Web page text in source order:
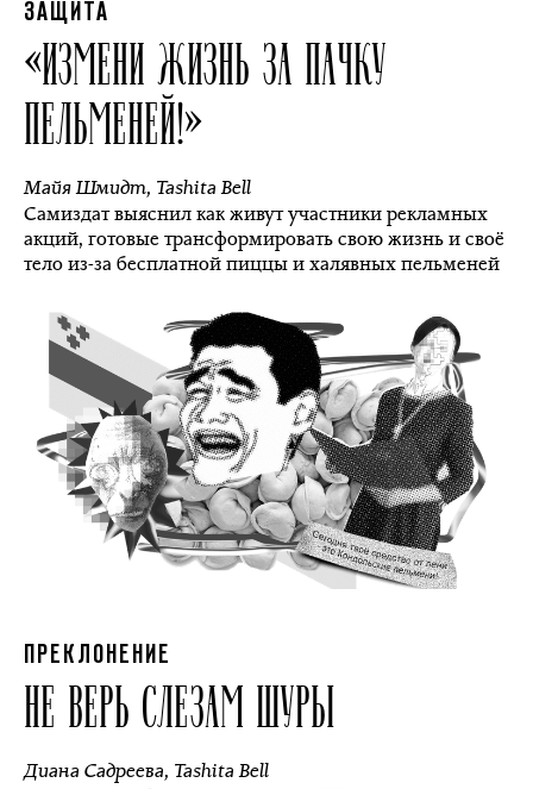
ЗАЩИТА
«ИЗМЕНИ ЖИЗНЬ ЗА ПАЧКУ
ПЕЛЬМЕНЕЙ!»
Майя Шмидт, Tashita Bell
Самиздат выяснил как живут участники рекламных
акций, готовые трансформировать свою жизнь и своё
тело из-за бесплатной пиццы и халявных пельменей
ПРЕКЛОНЕНИЕ
НЕ ВЕРЬ СЛЕЗАМ ШУРЫ
Диана Садреева, Tashita Bell